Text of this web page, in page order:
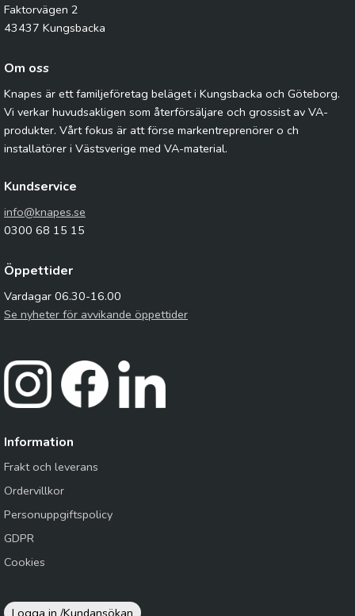
Faktorvägen 2
43437 Kungsbacka
Om oss
Knapes är ett familjeföretag beläget i Kungsbacka och Göteborg.
Vi verkar huvudsakligen som återförsäljare och grossist av VA-
produkter. Vårt fokus är att förse markentreprenörer o ch
installatörer i Västsverige med VA-material.
Kundservice
info@knapes.se
0300 68 15 15
Öppettider
Vardagar 06.30-16.00
Se nyheter för avvikande öppettider
Information
Frakt och leverans
Ordervillkor
Personuppgiftspolicy
GDPR
Cookies